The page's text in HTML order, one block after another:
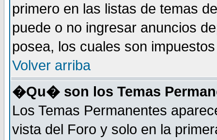
primero en las listas de temas
puede o no ingresar anuncios
posea, los cuales son
Volver arriba
�Qu� son los Temas
Los Temas Permanentes
vista del Foro y solo en la